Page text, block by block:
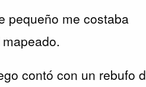
pequeño me costaba
contó con un rebufo